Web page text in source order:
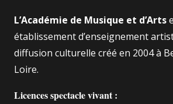
L’Académie de Musique et d’Arts
établissement d’enseignement
diffusion culturelle créé en 2004 à
Loire.
Licences spectacle vivant :